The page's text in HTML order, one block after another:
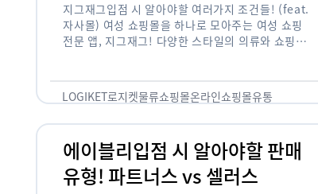
지그재그입점 시 알아야할 여러가지 조건들! (feat.
자사몰) 여성 쇼핑몰을 하나로 모아주는 여성 쇼핑
전문 앱, 지그재그! 다양한 스타일의 의류와 쇼핑몰
LOGIKET로지켓물류쇼핑몰온라인쇼핑몰유통
에이블리입점 시 알아야할 판매
유형! 파트너스 vs 셀러스